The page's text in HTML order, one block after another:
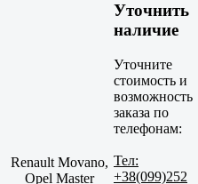
Renault Movano,
Opel Master
Уточнить
наличие
Уточните
стоимость и
возможность
заказа по
телефонам:
Тел:
+38(099)252